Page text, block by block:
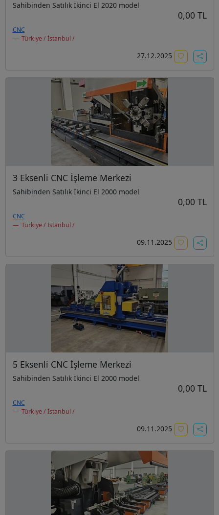
Sahibinden Satılık İkinci El 2020 model
0,00 TL
CNC
Türkiye / İstanbul /
27.12.2025
3 Eksenli CNC İşleme Merkezi
Sahibinden Satılık İkinci El 2000 model
0,00 TL
CNC
Türkiye / İstanbul /
09.11.2025
5 Eksenli CNC İşleme Merkezi
Sahibinden Satılık İkinci El 2000 model
0,00 TL
CNC
Türkiye / İstanbul /
09.11.2025